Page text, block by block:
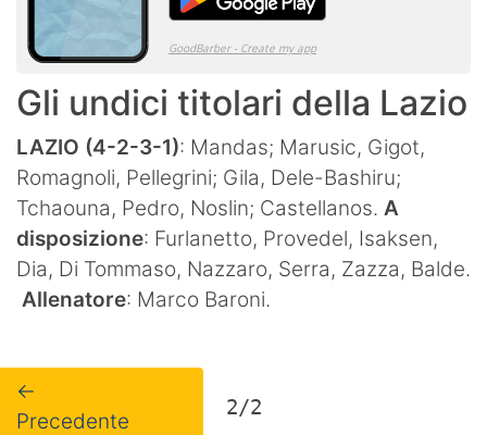
Gli undici titolari della Lazio
LAZIO (4-2-3-1): Mandas; Marusic, Gigot,
Romagnoli, Pellegrini; Gila, Dele-Bashiru;
Tchaouna, Pedro, Noslin; Castellanos. A
disposizione: Furlanetto, Provedel, Isaksen,
Dia, Di Tommaso, Nazzaro, Serra, Zazza, Balde.
Allenatore: Marco Baroni.
←
Precedente
2/2